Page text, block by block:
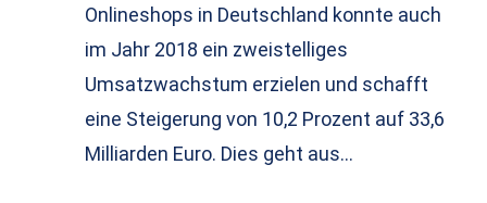
Onlineshops in Deutschland konnte auch
im Jahr 2018 ein zweistelliges
Umsatzwachstum erzielen und schafft
eine Steigerung von 10,2 Prozent auf 33,6
Milliarden Euro. Dies geht aus…